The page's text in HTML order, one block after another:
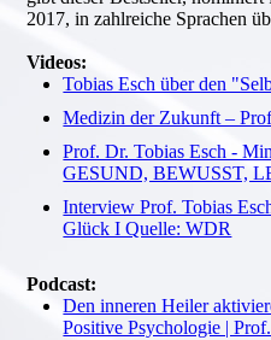
2017, in zahlreiche Sprachen
Videos:
Tobias Esch über den
Medizin der Zukunft –
Prof. Dr. Tobias Esch -
GESUND, BEWUSST,
Interview Prof. Tobias
Glück I Quelle: WDR
Podcast:
Den inneren Heiler
Positive Psychologie |